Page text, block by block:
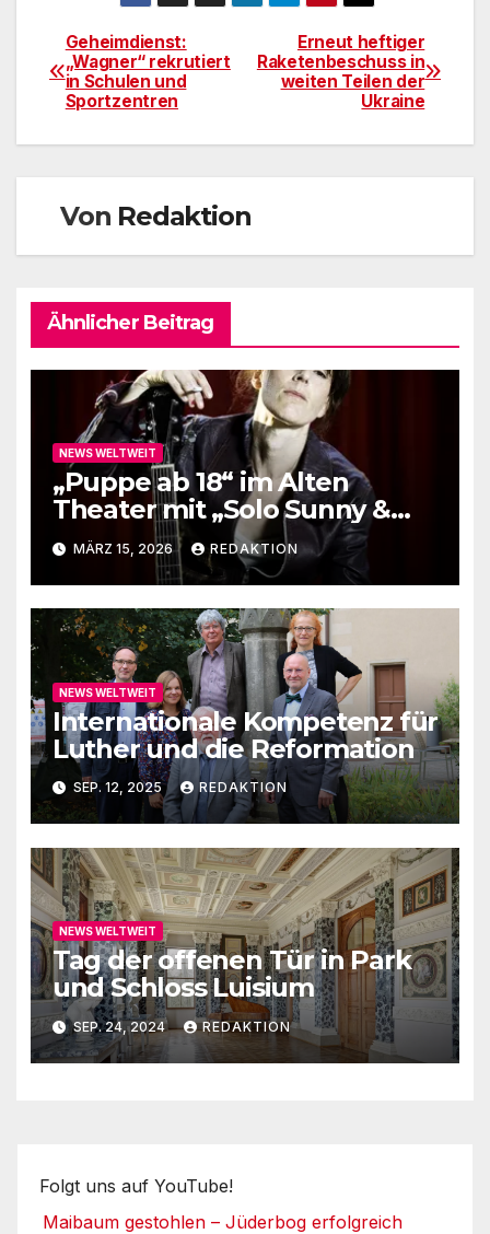
BeitragsnavigationErneut heftiger
Raketenbeschuss in
weiten Teilen der
Ukraine
Geheimdienst:
„Wagner“ rekrutiert
in Schulen und
Sportzentren
Von Redaktion
Ähnlicher Beitrag
NEWS WELTWEIT
„Puppe ab 18“ im Alten
Theater mit „Solo Sunny &
me“
MÄRZ 15, 2026 REDAKTION
NEWS WELTWEIT
Internationale Kompetenz für
Luther und die Reformation
SEP. 12, 2025 REDAKTION
NEWS WELTWEIT
Tag der offenen Tür in Park
und Schloss Luisium
SEP. 24, 2024 REDAKTION
Folgt uns auf YouTube!
Maibaum gestohlen – Jüderbog erfolgreich